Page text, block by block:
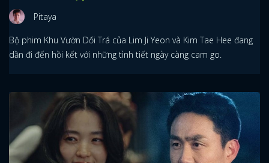
Pitaya
Bộ phim Khu Vườn Dối Trá của Lim Ji Yeon và Kim Tae Hee đang
dần đi đến hồi kết với những tình tiết ngày càng cam go.